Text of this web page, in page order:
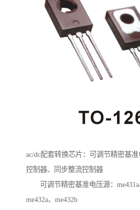
ac/dc配套转换芯片：可调节精密基
控制器、同步整流控制器
可调节精密基准电压源：me431a
me432a、me432b